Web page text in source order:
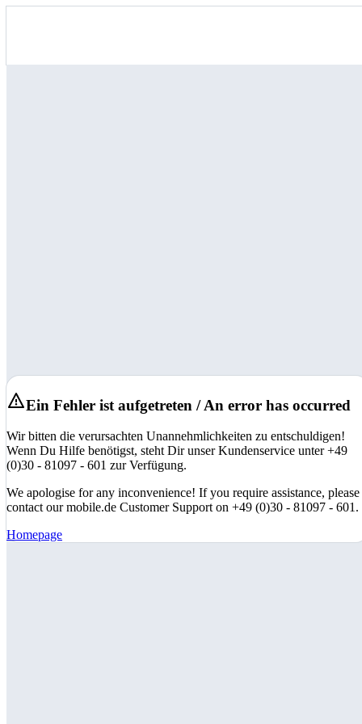
Ein Fehler ist aufgetreten / An error has occurred
Wir bitten die verursachten Unannehmlichkeiten zu entschuldigen!
Wenn Du Hilfe benötigst, steht Dir unser Kundenservice unter +49
(0)30 - 81097 - 601 zur Verfügung.
We apologise for any inconvenience! If you require assistance, please
contact our mobile.de Customer Support on +49 (0)30 - 81097 - 601.
Homepage